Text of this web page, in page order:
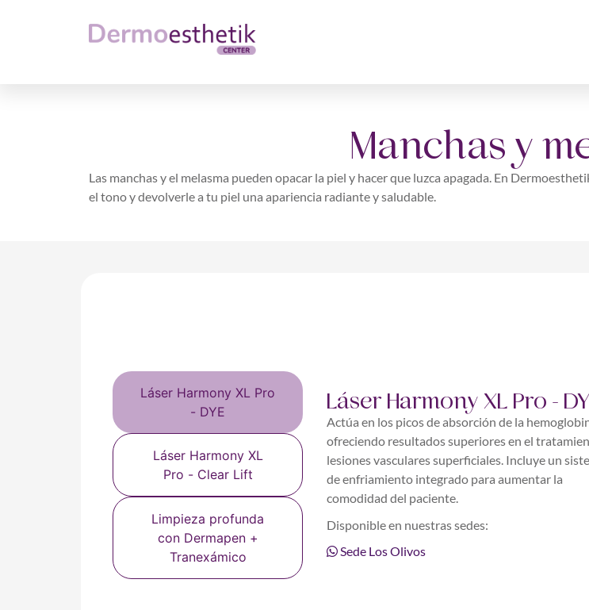
Manchas y
Las manchas y el melasma pueden opacar la piel y hacer que luzca apagada. En
el tono y devolverle a tu piel una apariencia radiante y saludable.
Láser Harmony XL Pro
- DYE
Láser Harmony XL
Pro - Clear Lift
Limpieza profunda
con Dermapen +
Tranexámico
Láser Harmony XL Pro -
Actúa en los picos de absorción de la
ofreciendo resultados superiores en el
lesiones vasculares superficiales. Incluye un
de enfriamiento integrado para aumentar la
comodidad del paciente.
Disponible en nuestras sedes:
Sede Los Olivos